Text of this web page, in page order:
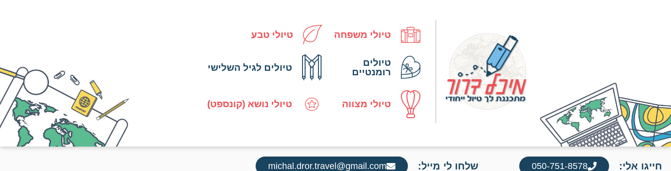
טיולי משפחה טיולי טבע
טיולים
רומנטיים
טיולים לגיל השלישי
טיולי מצווה טיולי נושא (קונספט)
חייגו אלי: 050-751-8578 שלחו לי מייל: michal.dror.travel@gmail.com